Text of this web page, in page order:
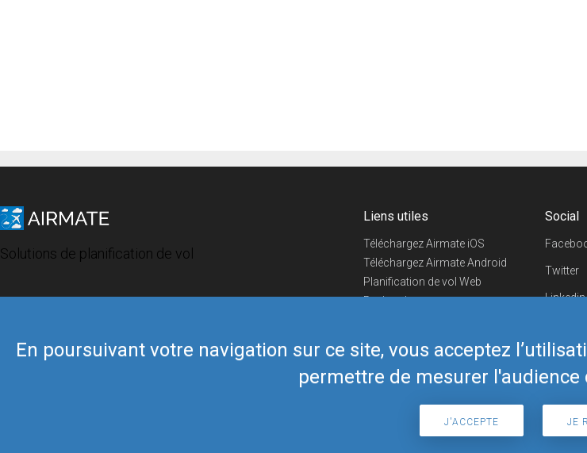
En poursuivant votre navigation sur ce site, vous acceptez
permettre de mesurer
J'ACCEPTE JE
Solutions de planification de vol
Liens utiles
Téléchargez Airmate iOS
Téléchargez Airmate Android
Planification de vol Web
Recherche
Boutique Airmate
Social
Twitter
Linkedin